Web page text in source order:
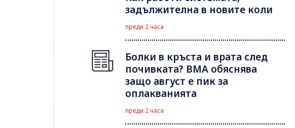
задължителна в новите коли
преди 2 часа
Болки в кръста и врата след
почивката? ВМА обяснява
защо август е пик за
оплакванията
преди 2 часа